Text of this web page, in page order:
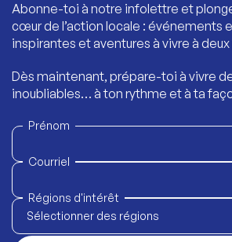
Abonne-toi à notre infolettre et
cœur de l’action locale : événements
inspirantes et aventures à vivre à
Dès maintenant, prépare-toi à vivre
inoubliables… à ton rythme et à ta
Prénom
Courriel
Régions d'intérêt
Sélectionner des régions